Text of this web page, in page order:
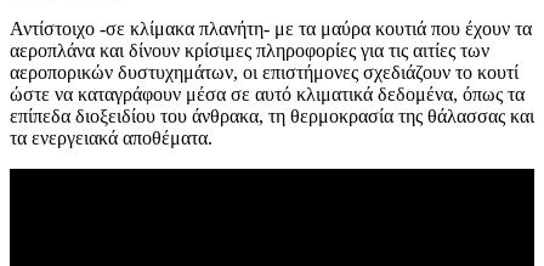
Αντίστοιχο -σε κλίμακα πλανήτη- με τα μαύρα κουτιά που έχουν τα
αεροπλάνα και δίνουν κρίσιμες πληροφορίες για τις αιτίες των
αεροπορικών δυστυχημάτων, οι επιστήμονες σχεδιάζουν το κουτί
ώστε να καταγράφουν μέσα σε αυτό κλιματικά δεδομένα, όπως τα
επίπεδα διοξειδίου του άνθρακα, τη θερμοκρασία της θάλασσας και
τα ενεργειακά αποθέματα.